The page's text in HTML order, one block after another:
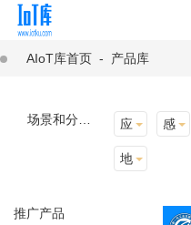
AIoT库首页 - 产品库
应用场景 感知层
地址选择
推广产品